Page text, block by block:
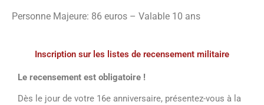
Personne Majeure: 86 euros – Valable 10 ans
Inscription sur les listes de recensement militaire
Le recensement est obligatoire !
Dès le jour de votre 16e anniversaire, présentez-vous à la